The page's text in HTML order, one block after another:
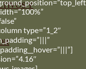
Y
type=”1_2″